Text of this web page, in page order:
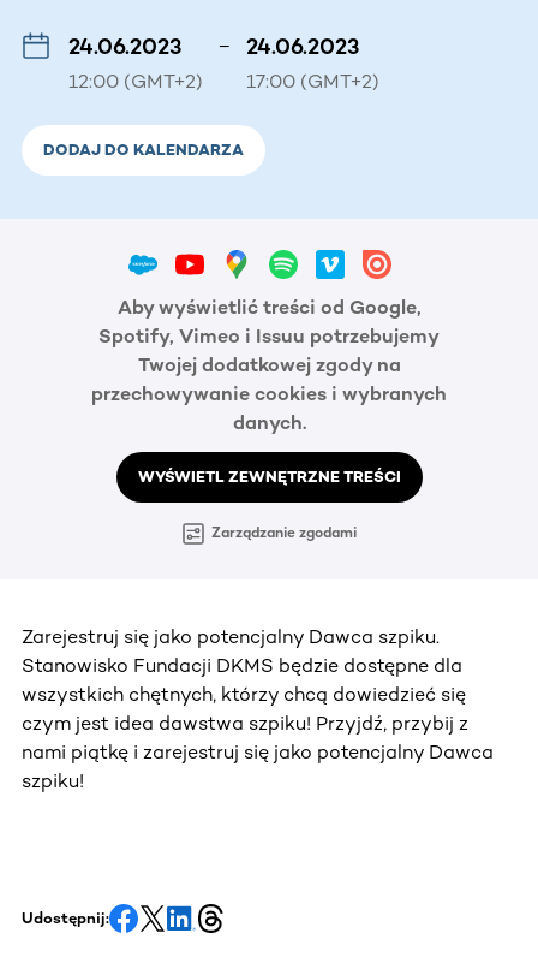
24.06.2023
12:00 (GMT+2)
– 24.06.2023
17:00 (GMT+2)
DODAJ DO KALENDARZA
Aby wyświetlić treści od Google,
Spotify, Vimeo i Issuu potrzebujemy
Twojej dodatkowej zgody na
przechowywanie cookies i wybranych
danych.
WYŚWIETL ZEWNĘTRZNE TREŚCI
Zarządzanie zgodami
Zarejestruj się jako potencjalny Dawca szpiku.
Stanowisko Fundacji DKMS będzie dostępne dla
wszystkich chętnych, którzy chcą dowiedzieć się
czym jest idea dawstwa szpiku! Przyjdź, przybij z
nami piątkę i zarejestruj się jako potencjalny Dawca
szpiku!
Udostępnij: